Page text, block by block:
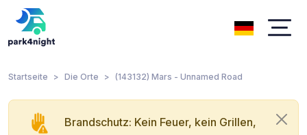
Startseite Die Orte (143132) Mars - Unnamed Road
Brandschutz: Kein Feuer, kein Grillen,